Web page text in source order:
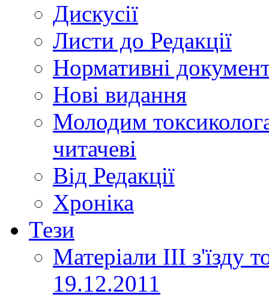
Дискусії
Листи до Редакції
Нормативні
Нові видання
Молодим
читачеві
Від Редакції
Хроніка
Тези
Матеріали ІІІ з'їзду
19.12.2011